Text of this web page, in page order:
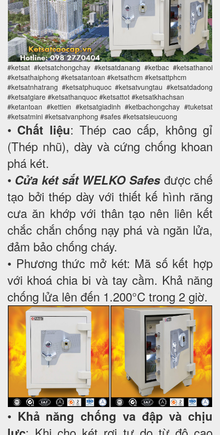
#ketsat #ketsatchongchay #ketsatdanang #ketbac #ketsathanoi
#ketsathaiphong #ketsatantoan #ketsathcm #ketsattphcm
#ketsatnhatrang #ketsatphuquoc #ketsatvungtau #ketsatdadong
#ketsatgiare #ketsathanquoc #ketsattot #ketsatkhachsan
#ketantoan #kettien #ketsatgiadinh #ketbachongchay #tuketsat
#ketsatmini #ketsatvanphong #safes #ketsatsieucuong
• Chất liệu: Thép cao cấp, không gỉ
(Thép nhũ), dày và cứng chống khoan
phá két.
• Cửa két sắt WELKO Safesđược chế
tạo bởi thép dày với thiết kế hình răng
cưa ăn khớp với thân tạo nên liên kết
chắc chắn chống nạy phá và ngăn lửa,
đảm bảo chống cháy.
• Phương thức mở két: Mã số kết hợp
với khoá chia bi và tay cầm. Khả năng
chống lửa lên đến 1.200°C trong 2 giờ.
• Khả năng chống va đập và chịu